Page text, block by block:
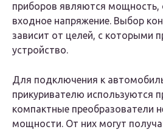
приборов являются мощность,
входное напряжение. Выбор
зависит от целей, с которыми
устройство.
Для подключения к
прикуривателю используются
компактные преобразователи
мощности. От них могут